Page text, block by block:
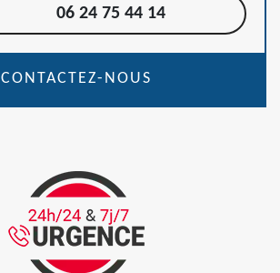
06 24 75 44 14
CONTACTEZ-NOUS